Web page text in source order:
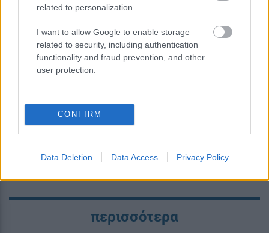
related to personalization.
I want to allow Google to enable storage
related to security, including authentication
functionality and fraud prevention, and other
user protection.
CONFIRM
Data Deletion Data Access Privacy Policy
Κουίζ: Πόσο καλά θυμάσαι την
ελληνική μυθολογία; Μπορείς να
περισσότερα